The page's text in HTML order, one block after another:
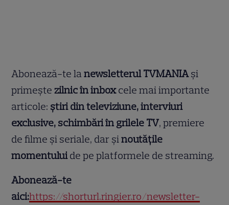
Abonează-te lanewsletterul TVMANIAși
primește zilnic în inboxcele mai importante
articole: știri din televiziune, interviuri
exclusive, schimbări în grilele TV, premiere
de filme și seriale, dar șinoutățile
momentuluide pe platformele de streaming.
Abonează-te
aici:https://shorturl.ringier.ro/newsletter-